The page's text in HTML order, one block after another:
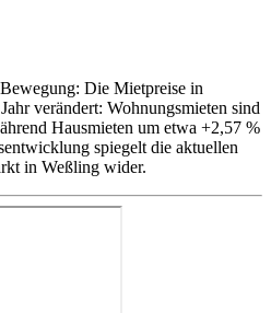
Die Mietpreise in
verändert: Wohnungsmieten sind
Hausmieten um etwa +2,57 %
spiegelt die aktuellen
in Weßling wider.